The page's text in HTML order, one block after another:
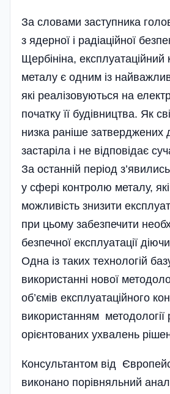
За словами заступника
з ядерної і радіаційної
Щербініна, експлуатаційний
металу є одним із
які реалізовуються на
початку її будівництва. Як
низка раніше затверджених
застаріла і не відповідає
За останній період
у сфері контролю металу,
можливість знизити
при цьому забезпечити
безпечної експлуатації
Одна із таких технологій
використанні нової
об’ємів експлуатаційного
використанням методології
орієнтованих ухвалень
Консультантом від
виконано порівняльний